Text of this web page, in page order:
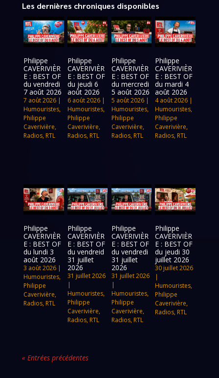
Les dernières chroniques disponibles
Philippe
CAVERIVIÈR
E : BEST OF
du vendredi
7 août 2026
7 août 2026 |
Humouristes,
Philippe
Caverivière,
Radios, RTL
Philippe
CAVERIVIÈR
E : BEST OF
du jeudi 6
août 2026
6 août 2026|
Humouristes,
Philippe
Caverivière,
Radios, RTL
Philippe
CAVERIVIÈR
E : BEST OF
du mercredi
5 août 2026
5 août 2026|
Humouristes,
Philippe
Caverivière,
Radios, RTL
Philippe
CAVERIVIÈR
E : BEST OF
du mardi 4
août 2026
4 août 2026 |
Humouristes,
Philippe
Caverivière,
Radios, RTL
Philippe
CAVERIVIÈR
E : BEST OF
du lundi 3
août 2026
3 août 2026 |
Humouristes,
Philippe
Caverivière,
Radios, RTL
Philippe
CAVERIVIÈR
E : BEST OF
du vendreid
31 juillet
2026
31 juillet 2026
|
Humouristes,
Philippe
Caverivière,
Radios, RTL
Philippe
CAVERIVIÈR
E : BEST OF
du vendredi
31 juillet
2026
31 juillet 2026
|
Humouristes,
Philippe
Caverivière,
Radios, RTL
Philippe
CAVERIVIÈR
E : BEST OF
du jeudi 30
juillet 2026
30 juillet 2026
|
Humouristes,
Philippe
Caverivière,
Radios, RTL
« Entrées précédentes